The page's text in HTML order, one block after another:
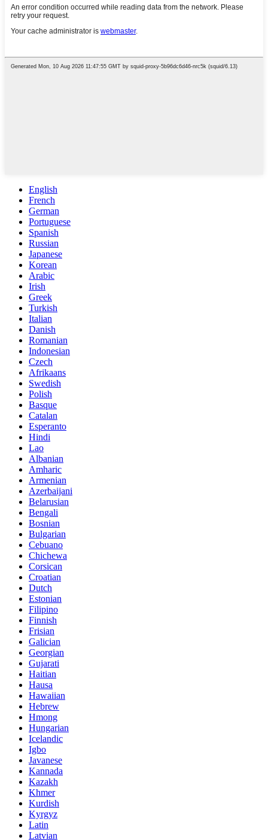
English
French
German
Portuguese
Spanish
Russian
Japanese
Korean
Arabic
Irish
Greek
Turkish
Italian
Danish
Romanian
Indonesian
Czech
Afrikaans
Swedish
Polish
Basque
Catalan
Esperanto
Hindi
Lao
Albanian
Amharic
Armenian
Azerbaijani
Belarusian
Bengali
Bosnian
Bulgarian
Cebuano
Chichewa
Corsican
Croatian
Dutch
Estonian
Filipino
Finnish
Frisian
Galician
Georgian
Gujarati
Haitian
Hausa
Hawaiian
Hebrew
Hmong
Hungarian
Icelandic
Igbo
Javanese
Kannada
Kazakh
Khmer
Kurdish
Kyrgyz
Latin
Latvian